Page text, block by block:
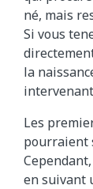
né, mais
Si vous
la
Les
pourraient
en suivant